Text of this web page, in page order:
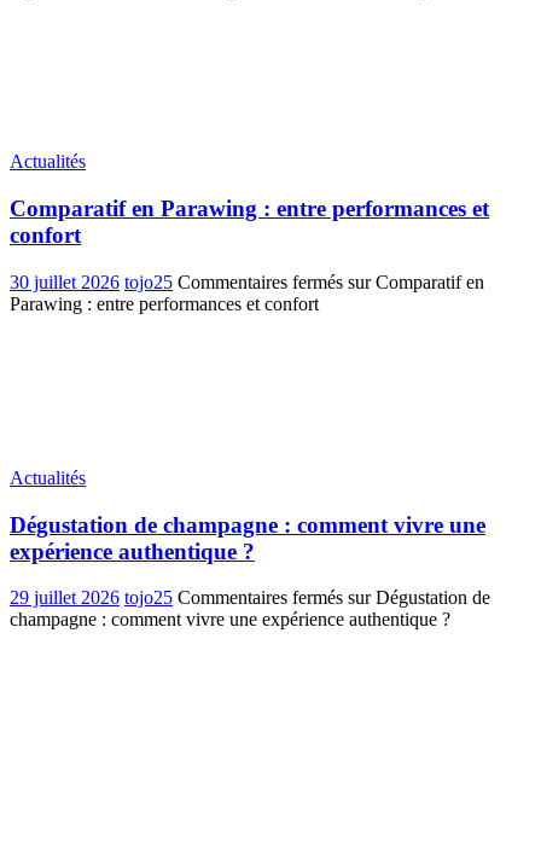
Actualités
Comparatif en Parawing : entre performances et
confort
30 juillet 2026 tojo25 Commentaires fermés sur Comparatif en
Parawing : entre performances et confort
Actualités
Dégustation de champagne : comment vivre une
expérience authentique ?
29 juillet 2026 tojo25 Commentaires fermés sur Dégustation de
champagne : comment vivre une expérience authentique ?